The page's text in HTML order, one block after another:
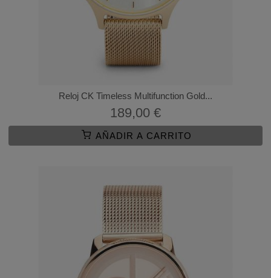
Reloj CK Timeless Multifunction Gold...
189,00 €
AÑADIR A CARRITO